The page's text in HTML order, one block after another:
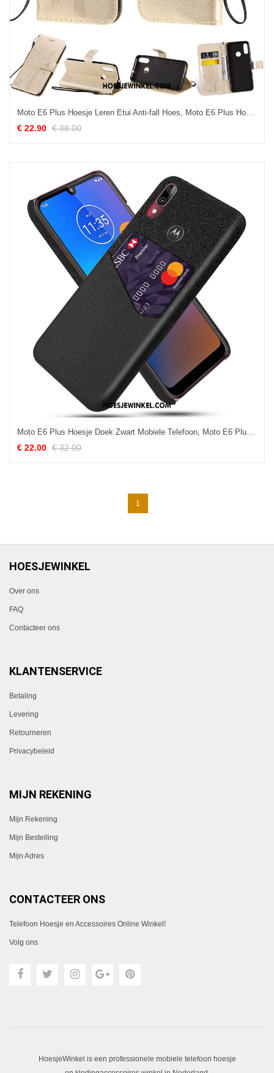
€ 22.90 € 38.00
€ 22.00 € 32.00
1
HOESJEWINKEL
Over ons
FAQ
Contacteer ons
KLANTENSERVICE
Betaling
Levering
Retourneren
Privacybeleid
MIJN REKENING
Mijn Rekening
Mijn Bestelling
Mijn Adres
CONTACTEER ONS
Telefoon Hoesje en Accessoires Online Winkel!
Volg ons
HoesjeWinkel is een professionele mobiele telefoon hoesje